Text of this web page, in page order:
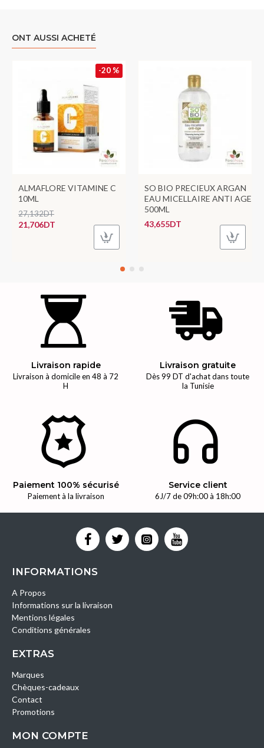
ONT AUSSI ACHETÉ
-20 %
ALMAFLORE VITAMINE C
10ML
21,706DT
27,132DT
SO BIO PRECIEUX ARGAN
EAU MICELLAIRE ANTI AGE
500ML
43,655DT
Livraison rapide
Livraison à domicile en 48 à 72
H
Livraison gratuite
Dès 99 DT d'achat dans toute
la Tunisie
Paiement 100% sécurisé
Paiement à la livraison
Service client
6J/7 de 09h:00 à 18h:00
INFORMATIONS
A Propos
Informations sur la livraison
Mentions légales
Conditions générales
EXTRAS
Marques
Chèques-cadeaux
Contact
Promotions
MON COMPTE